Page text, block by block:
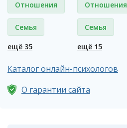
Отношения
Семья
ещё 35
Отношения
Семья
ещё 15
Каталог онлайн-психологов
О гарантии сайта